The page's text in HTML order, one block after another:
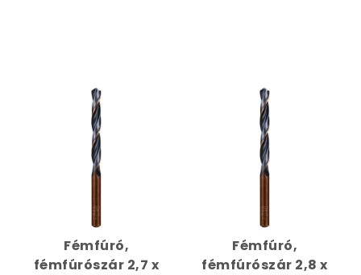
Fémfúró,
fémfúrószár 2,7 x
Fémfúró,
fémfúrószár 2,8 x